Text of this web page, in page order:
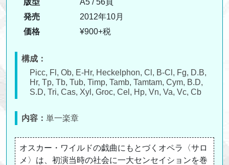
版型
A5 / 56頁
発売
2012年10月
価格
¥900+税
構成：
Picc, Fl, Ob, E-Hr, Heckelphon, Cl, B-Cl, Fg, D.B,
Hr, Tp, Tb, Tub, Timp, Tamb, Tamtam, Cym, B.D,
S.D, Tri, Cas, Xyl, Groc, Cel, Hp, Vn, Va, Vc, Cb
内容： 単一楽章
オスカー・ワイルドの戯曲にもとづくオペラ〈サロ
メ〉は、初演当時の社会に一大センセイションを巻